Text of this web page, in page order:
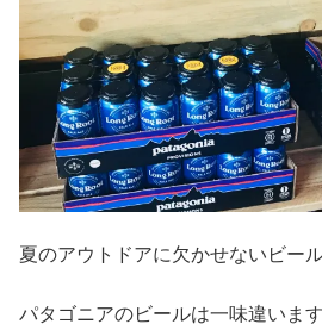
夏のアウトドアに欠かせないビール
パタゴニアのビールは一味違います